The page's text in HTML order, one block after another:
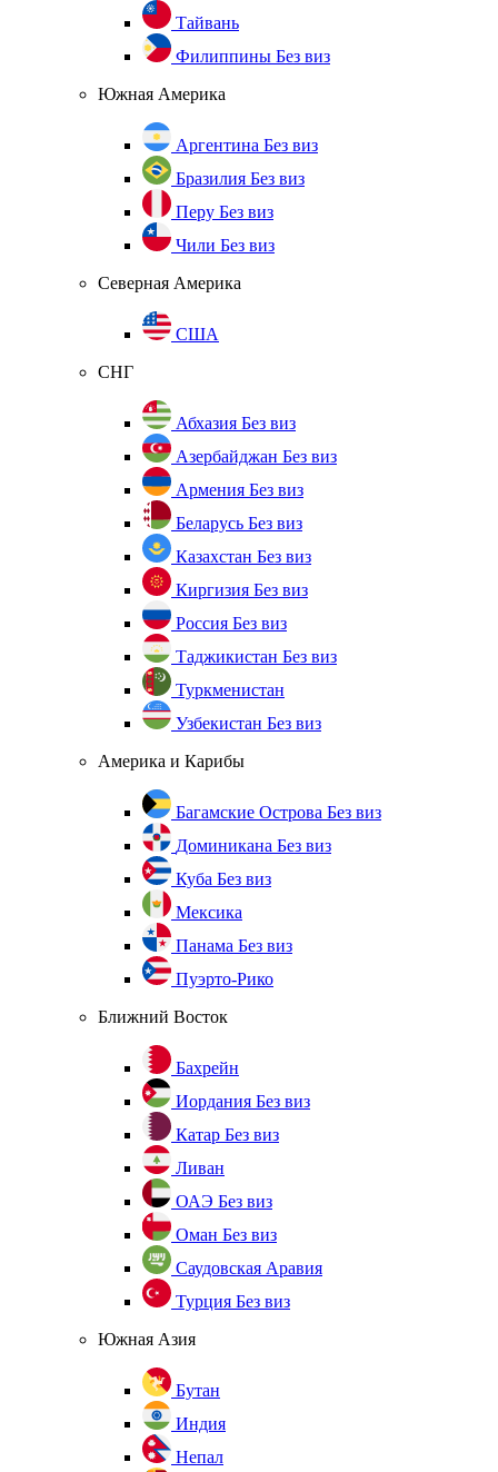
Тайвань
Филиппины Без виз
Южная Америка
Аргентина Без виз
Бразилия Без виз
Перу Без виз
Чили Без виз
Северная Америка
США
СНГ
Абхазия Без виз
Азербайджан Без виз
Армения Без виз
Беларусь Без виз
Казахстан Без виз
Киргизия Без виз
Россия Без виз
Таджикистан Без виз
Туркменистан
Узбекистан Без виз
Америка и Карибы
Багамские Острова Без виз
Доминикана Без виз
Куба Без виз
Мексика
Панама Без виз
Пуэрто-Рико
Ближний Восток
Бахрейн
Иордания Без виз
Катар Без виз
Ливан
ОАЭ Без виз
Оман Без виз
Саудовская Аравия
Турция Без виз
Южная Азия
Бутан
Индия
Непал